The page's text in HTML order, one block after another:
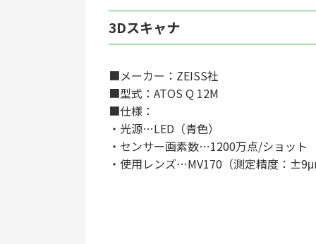
3Dスキャナ
■メーカー：ZEISS社
■型式：ATOS Q 12M
■仕様：
・光源…LED（青色）
・センサー画素数…1200万点/ショット
・使用レンズ…MV170（測定精度：